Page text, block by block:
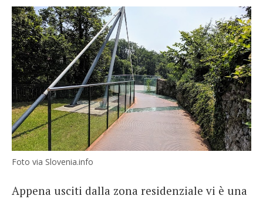
Foto via Slovenia.info
Appena usciti dalla zona residenziale vi è una